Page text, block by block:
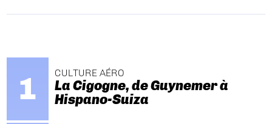
CULTURE AÉRO
La Cigogne, de Guynemer à
Hispano-Suiza